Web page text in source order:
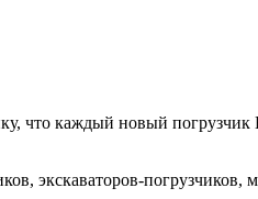
что каждый новый погрузчик
экскаваторов-погрузчиков,